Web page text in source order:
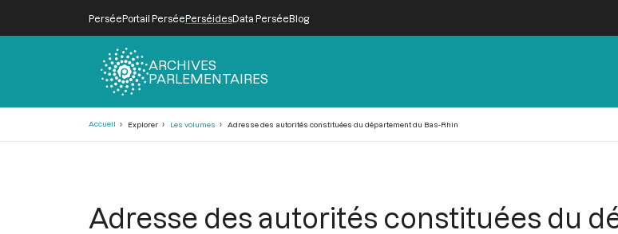
PerséePortail PerséePerséidesData PerséeBlog
ARCHIVES
PARLEMENTAIRES
Accueil Explorer Les volumes Adresse des autorités constituées du département du Bas-Rhin
Adresse des autorités constituées du